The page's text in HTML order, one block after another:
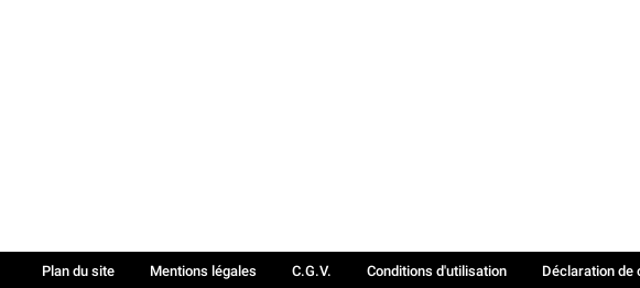
Plan du site Mentions légales C.G.V. Conditions d'utilisation Déclaration de